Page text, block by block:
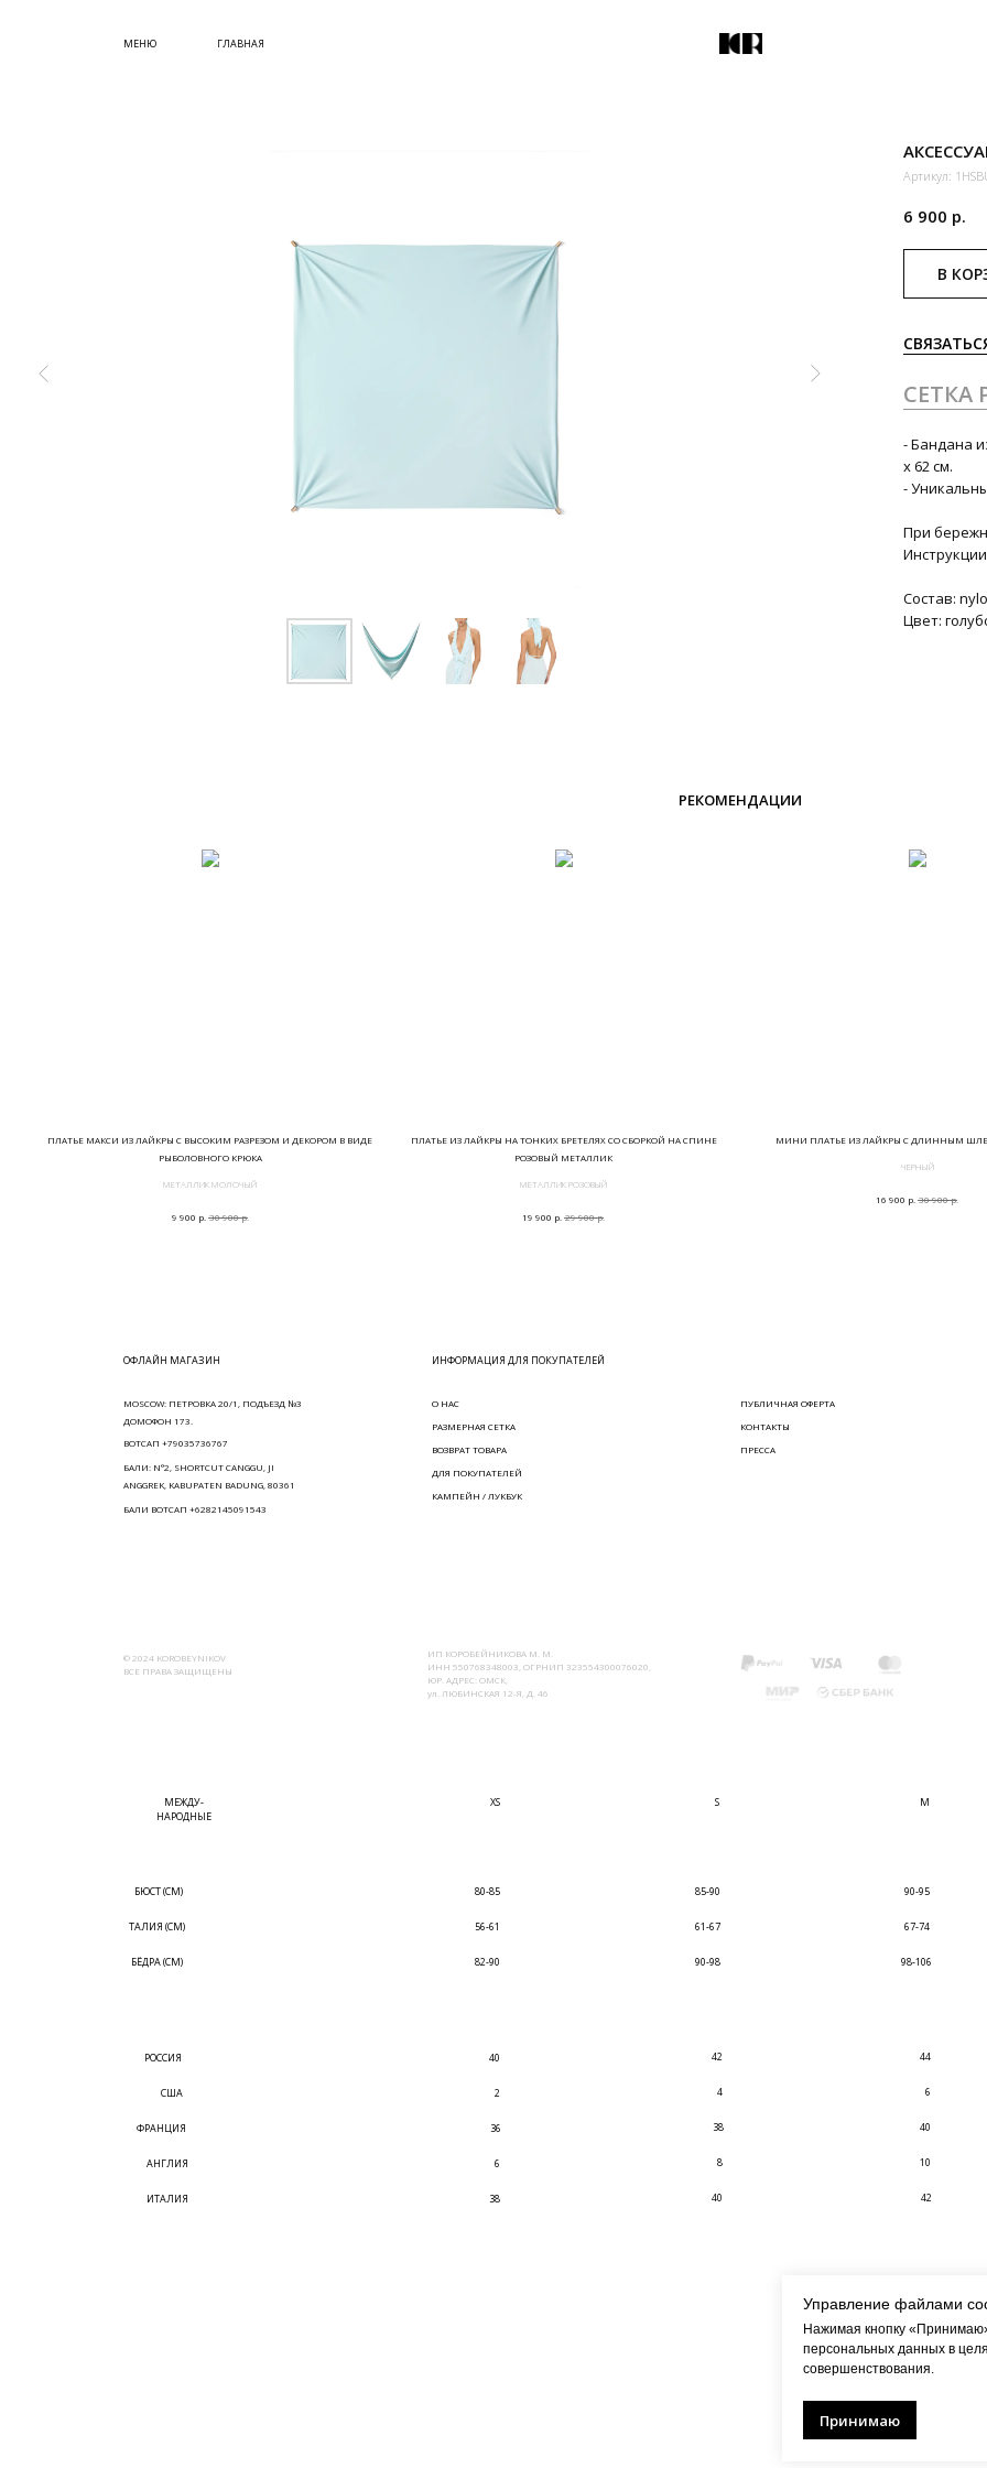
МЕНЮ ГЛАВНАЯ
ОБУВЬ
Артикул:
6 900 р.
В
СЕТКА
- Бандана
х 62 см.
-
При
Состав:
Цвет:
РЕКОМЕНДАЦИИ
ПЛАТЬЕ МАКСИ ИЗ ЛАЙКРЫ С ВЫСОКИМ РАЗРЕЗОМ И ДЕКОРОМ В ВИДЕ
РЫБОЛОВНОГО КРЮКА
МЕТАЛЛИК МОЛОЧЫЙ
9 900 р. 30 900р.
ПЛАТЬЕ ИЗ ЛАЙКРЫ НА ТОНКИХ БРЕТЕЛЯХ СО СБОРКОЙ НА СПИНЕ
РОЗОВЫЙ МЕТАЛЛИК
МЕТАЛЛИК РОЗОВЫЙ
19 900 р. 29 900р.
МИНИ ПЛАТЬЕ ИЗ ЛАЙКРЫ С ДЛИННЫМ
ЧЕРНЫЙ
16 900 р. 30 900р.
КОНТАКТЫ
ПРЕССА
ВОЗВРАТ ТОВАРА
ДЛЯ ПОКУПАТЕЛЕЙ
О НАС
© 2024 KOROBEYNIKOV
ВСЕ ПРАВА ЗАЩИЩЕНЫ
ИП КОРОБЕЙНИКОВА М. М.
ИНН 550768348003, ОГРНИП 323554300076020,
ЮР. АДРЕС: ОМСК,
ул. ЛЮБИНСКАЯ 12-Я, Д. 46
РАЗМЕРНАЯ СЕТКА
ОФЛАЙН МАГАЗИН ИНФОРМАЦИЯ ДЛЯ ПОКУПАТЕЛЕЙ
ПУБЛИЧНАЯ ОФЕРТА
КАМПЕЙН / ЛУКБУК
БАЛИ: N°2, SHORTCUT CANGGU, JI
ANGGREK, KABUPATEN BADUNG, 80361
MOSCOW: ПЕТРОВКА 20/1, ПОДЪЕЗД №3
ДОМОФОН 173.
БАЛИ ВОТСАП +6282145091543
ВОТСАП +79035736767
МЕЖДУ-
НАРОДНЫЕ
XS S M
БЮСТ (СМ)
ТАЛИЯ (СМ)
БЁДРА (СМ)
80-85
56-61
82-90
85-90
61-67
90-98
90-95
67-74
98-106
РОССИЯ
США
ФРАНЦИЯ
АНГЛИЯ
ИТАЛИЯ
40
2
36
6
38
42
4
38
8
40
44
6
40
10
42
Управление файлами
Нажимая кнопку
персональных данных в
совершенствования.
Принимаю